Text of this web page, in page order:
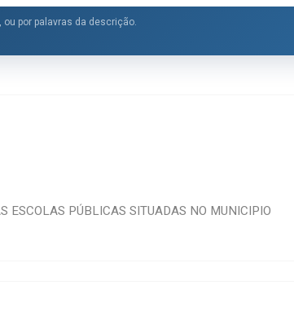
por palavras da descrição.
ESCOLAS PÚBLICAS SITUADAS NO MUNICIPIO